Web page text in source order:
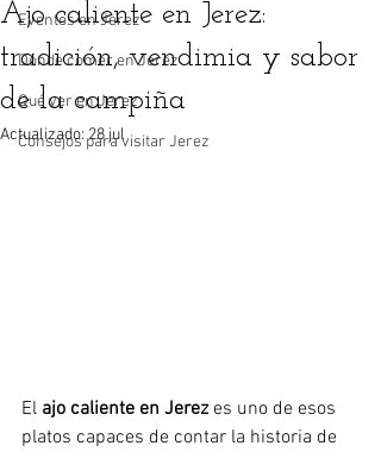
Eventos en Jerez
Dónde comer en Jerez
Qué ver en Jerez
Consejos para visitar Jerez
Ajo caliente en Jerez:
tradición, vendimia y sabor
de la campiña
Actualizado:28 jul
El ajo caliente en Jerez es uno de esos
platos capaces de contar la historia de